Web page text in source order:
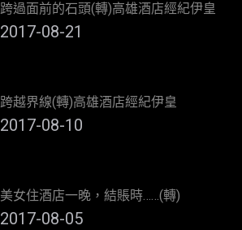
跨過面前的石頭(轉)高雄酒店經紀伊皇
2017-08-21
跨越界線(轉)高雄酒店經紀伊皇
2017-08-10
美女住酒店一晚，結賬時……(轉)
2017-08-05